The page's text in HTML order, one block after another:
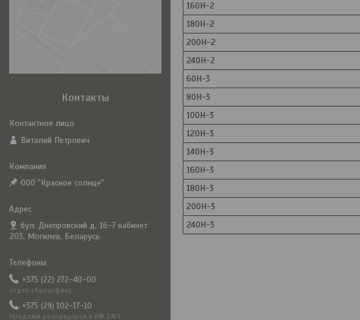
160Н-2
180Н-2
200Н-2
240Н-2
60Н-3
80Н-3
100Н-3
120Н-3
140Н-3
160Н-3
180Н-3
200Н-3
240Н-3
Контакты
Виталий Петрович
ООО "Красное солнце"
бул. Днепровский д. 16-7 кабинет
203, Могилев, Беларусь
+375 (22) 272-40-00
отдел сбыта/факс
+375 (29) 102-17-10
Продажи резервуаров в РФ 24/7